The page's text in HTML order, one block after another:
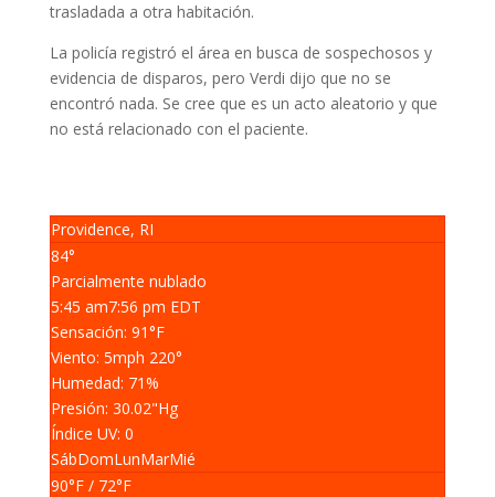
trasladada a otra habitación.
La policía registró el área en busca de sospechosos y
evidencia de disparos, pero Verdi dijo que no se
encontró nada. Se cree que es un acto aleatorio y que
no está relacionado con el paciente.
Providence, RI
84°
Parcialmente nublado
5:45 am7:56 pm EDT
Sensación: 91°F
Viento: 5mph 220°
Humedad: 71%
Presión: 30.02"Hg
Índice UV: 0
SábDomLunMarMié
90°F/ 72°F